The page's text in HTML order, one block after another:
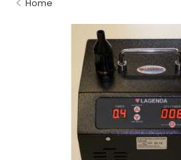
Home